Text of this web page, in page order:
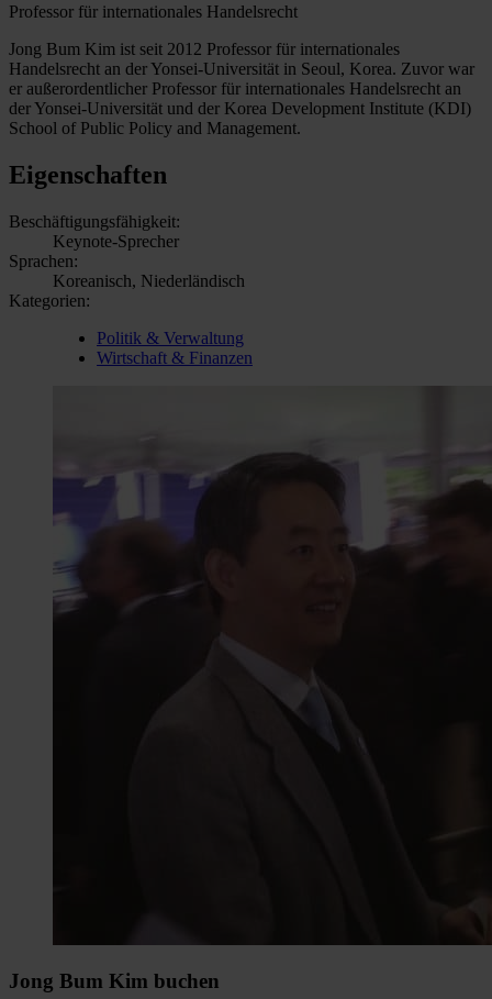
Professor für internationales Handelsrecht
Jong Bum Kim ist seit 2012 Professor für internationales
Handelsrecht an der Yonsei-Universität in Seoul, Korea. Zuvor war
er außerordentlicher Professor für internationales Handelsrecht an
der Yonsei-Universität und der Korea Development Institute (KDI)
School of Public Policy and Management.
Eigenschaften
Beschäftigungsfähigkeit:
Keynote-Sprecher
Sprachen:
Koreanisch, Niederländisch
Kategorien:
Politik & Verwaltung
Wirtschaft & Finanzen
Jong Bum Kim buchen